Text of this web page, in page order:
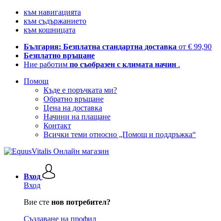
към навигацията
към съдържанието
към кошницата
България: Безплатна стандартна доставка от € 99,90
Безплатно връщане
Ние работим по съобразен с климата начин .
Помощ
Къде е поръчката ми?
Обратно връщане
Цена на доставка
Начини на плащане
Контакт
Всички теми относно „Помощ и поддръжка“
Вход
Вход
Вие сте нов потребител?
Създаване на профил